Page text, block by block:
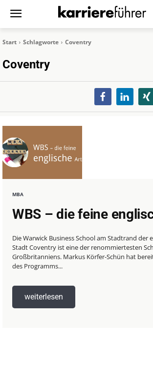
Start Schlagworte Coventry
Coventry
MBA
WBS – die feine
Die Warwick Business School am Stadtrand der
Stadt Coventry ist eine der renommiertesten
Großbritanniens. Markus Körfer-Schün hat
des Programms...
weiterlesen